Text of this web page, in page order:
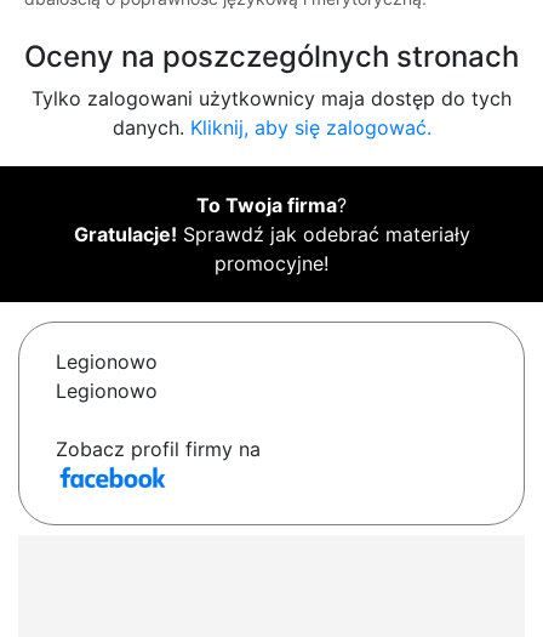
Oceny na poszczególnych stronach
Tylko zalogowani użytkownicy maja dostęp do tych
danych. Kliknij, aby się zalogować.
To Twoja firma?
Gratulacje! Sprawdź jak odebrać materiały
promocyjne!
Legionowo
Legionowo
Zobacz profil firmy na